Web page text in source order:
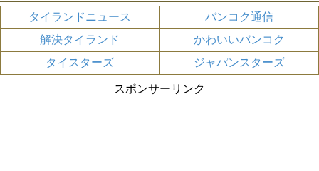
タイランドニュース
バンコク通信
解決タイランド
かわいいバンコク
タイスターズ
ジャパンスターズ
スポンサーリンク